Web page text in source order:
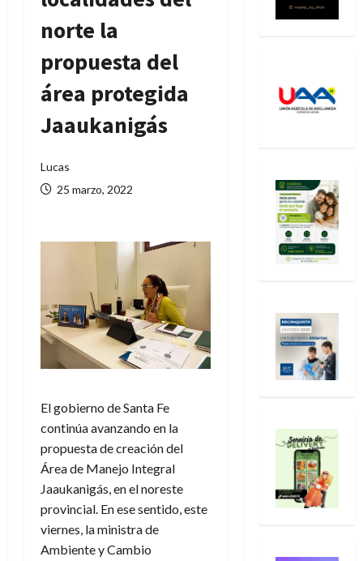
norte la
propuesta del
área protegida
Jaaukanigás
Lucas
25 marzo, 2022
El gobierno de Santa Fe
continúa avanzando en la
propuesta de creación del
Área de Manejo Integral
Jaaukanigás, en el noreste
provincial. En ese sentido, este
viernes, la ministra de
Ambiente y Cambio